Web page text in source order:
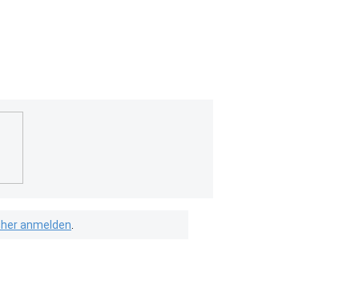
anmelden